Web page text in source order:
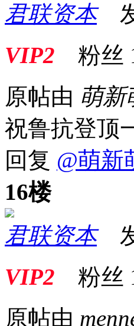
君联资本发
VIP2 粉丝
原帖由 萌新
祝鲁抗登顶
回复 @萌新
16楼
君联资本发
VIP2 粉丝
原帖由